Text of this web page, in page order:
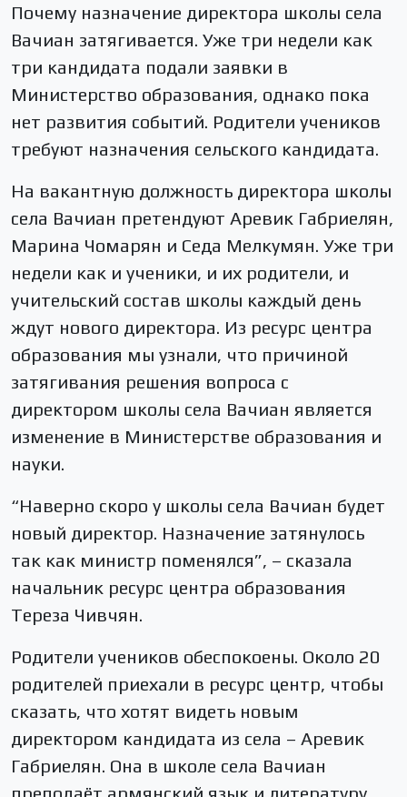
Почему назначение директора школы села
Вачиан затягивается. Уже три недели как
три кандидата подали заявки в
Министерство образования, однако пока
нет развития событий. Родители учеников
требуют назначения сельского кандидата.
На вакантную должность директора школы
села Вачиан претендуют Аревик Габриелян,
Марина Чомарян и Седа Мелкумян. Уже три
недели как и ученики, и их родители, и
учительский состав школы каждый день
ждут нового директора. Из ресурс центра
образования мы узнали, что причиной
затягивания решения вопроса с
директором школы села Вачиан является
изменение в Министерстве образования и
науки.
“Наверно скоро у школы села Вачиан будет
новый директор. Назначение затянулось
так как министр поменялся”, – сказала
начальник ресурс центра образования
Тереза Чивчян.
Родители учеников обеспокоены. Около 20
родителей приехали в ресурс центр, чтобы
сказать, что хотят видеть новым
директором кандидата из села – Аревик
Габриелян. Она в школе села Вачиан
преподаёт армянский язык и литературу.